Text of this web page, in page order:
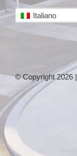
Italiano
© Copyright 2026 |